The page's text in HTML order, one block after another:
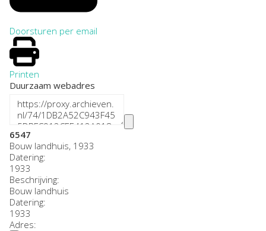
Doorsturen per email
Printen
Duurzaam webadres
6547
Bouw landhuis, 1933
Datering:
1933
Beschrijving:
Bouw landhuis
Datering:
1933
Adres: